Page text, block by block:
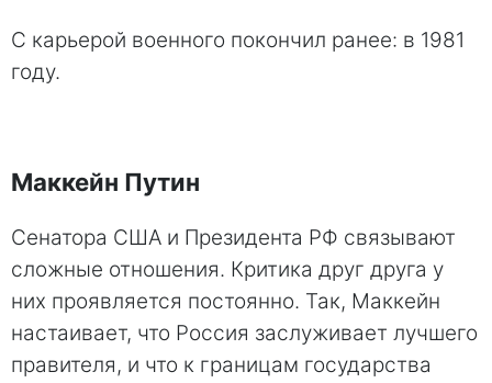
С карьерой военного покончил ранее: в 1981
году.
Маккейн Путин
Сенатора США и Президента РФ связывают
сложные отношения. Критика друг друга у
них проявляется постоянно. Так, Маккейн
настаивает, что Россия заслуживает лучшего
правителя, и что к границам государства